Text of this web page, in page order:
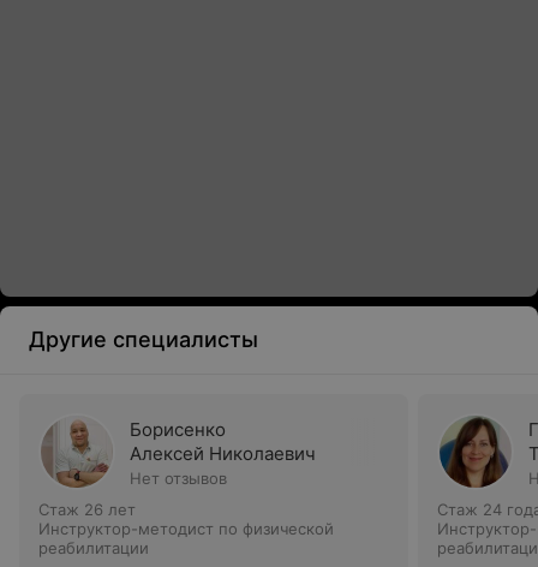
Другие специалисты
Борисенко
Алексей Николаевич
Нет отзывов
Стаж 26 лет
Инструктор-методист по физической
реабилитации
Стаж 24